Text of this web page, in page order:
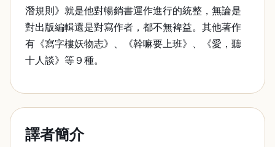
潛規則》就是他對暢銷書運作進行的統整，無論是
對出版編輯還是對寫作者，都不無裨益。其他著作
有《寫字樓妖物志》、《幹嘛要上班》、《愛，聽
十人談》等９種。
譯者簡介